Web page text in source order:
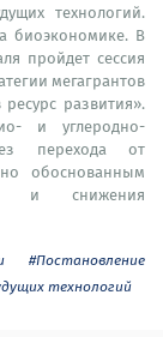
технологий.
биоэкономике. В
пройдет сессия
мегагрантов
развития».
и углеродно-
перехода от
обоснованным
и снижения
#Постановление
технологий